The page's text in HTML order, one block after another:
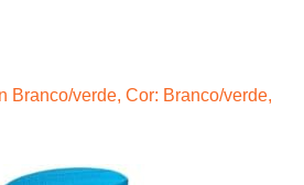
Branco/verde, Cor: Branco/verde,